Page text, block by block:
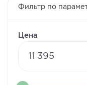
Фильтр по
Цена